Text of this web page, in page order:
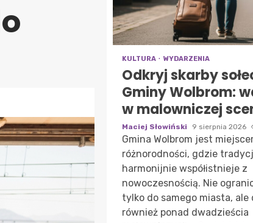
KULTURA WYDARZENIA
Odkryj skarby
Gminy Wolbrom:
w malowniczej
Maciej Słowiński 9 sierpnia 2026
Gmina Wolbrom jest
różnorodności, gdzie
harmonijnie współistnieje z
nowoczesnością. Nie
tylko do samego miasta, ale
również ponad dwadzieścia